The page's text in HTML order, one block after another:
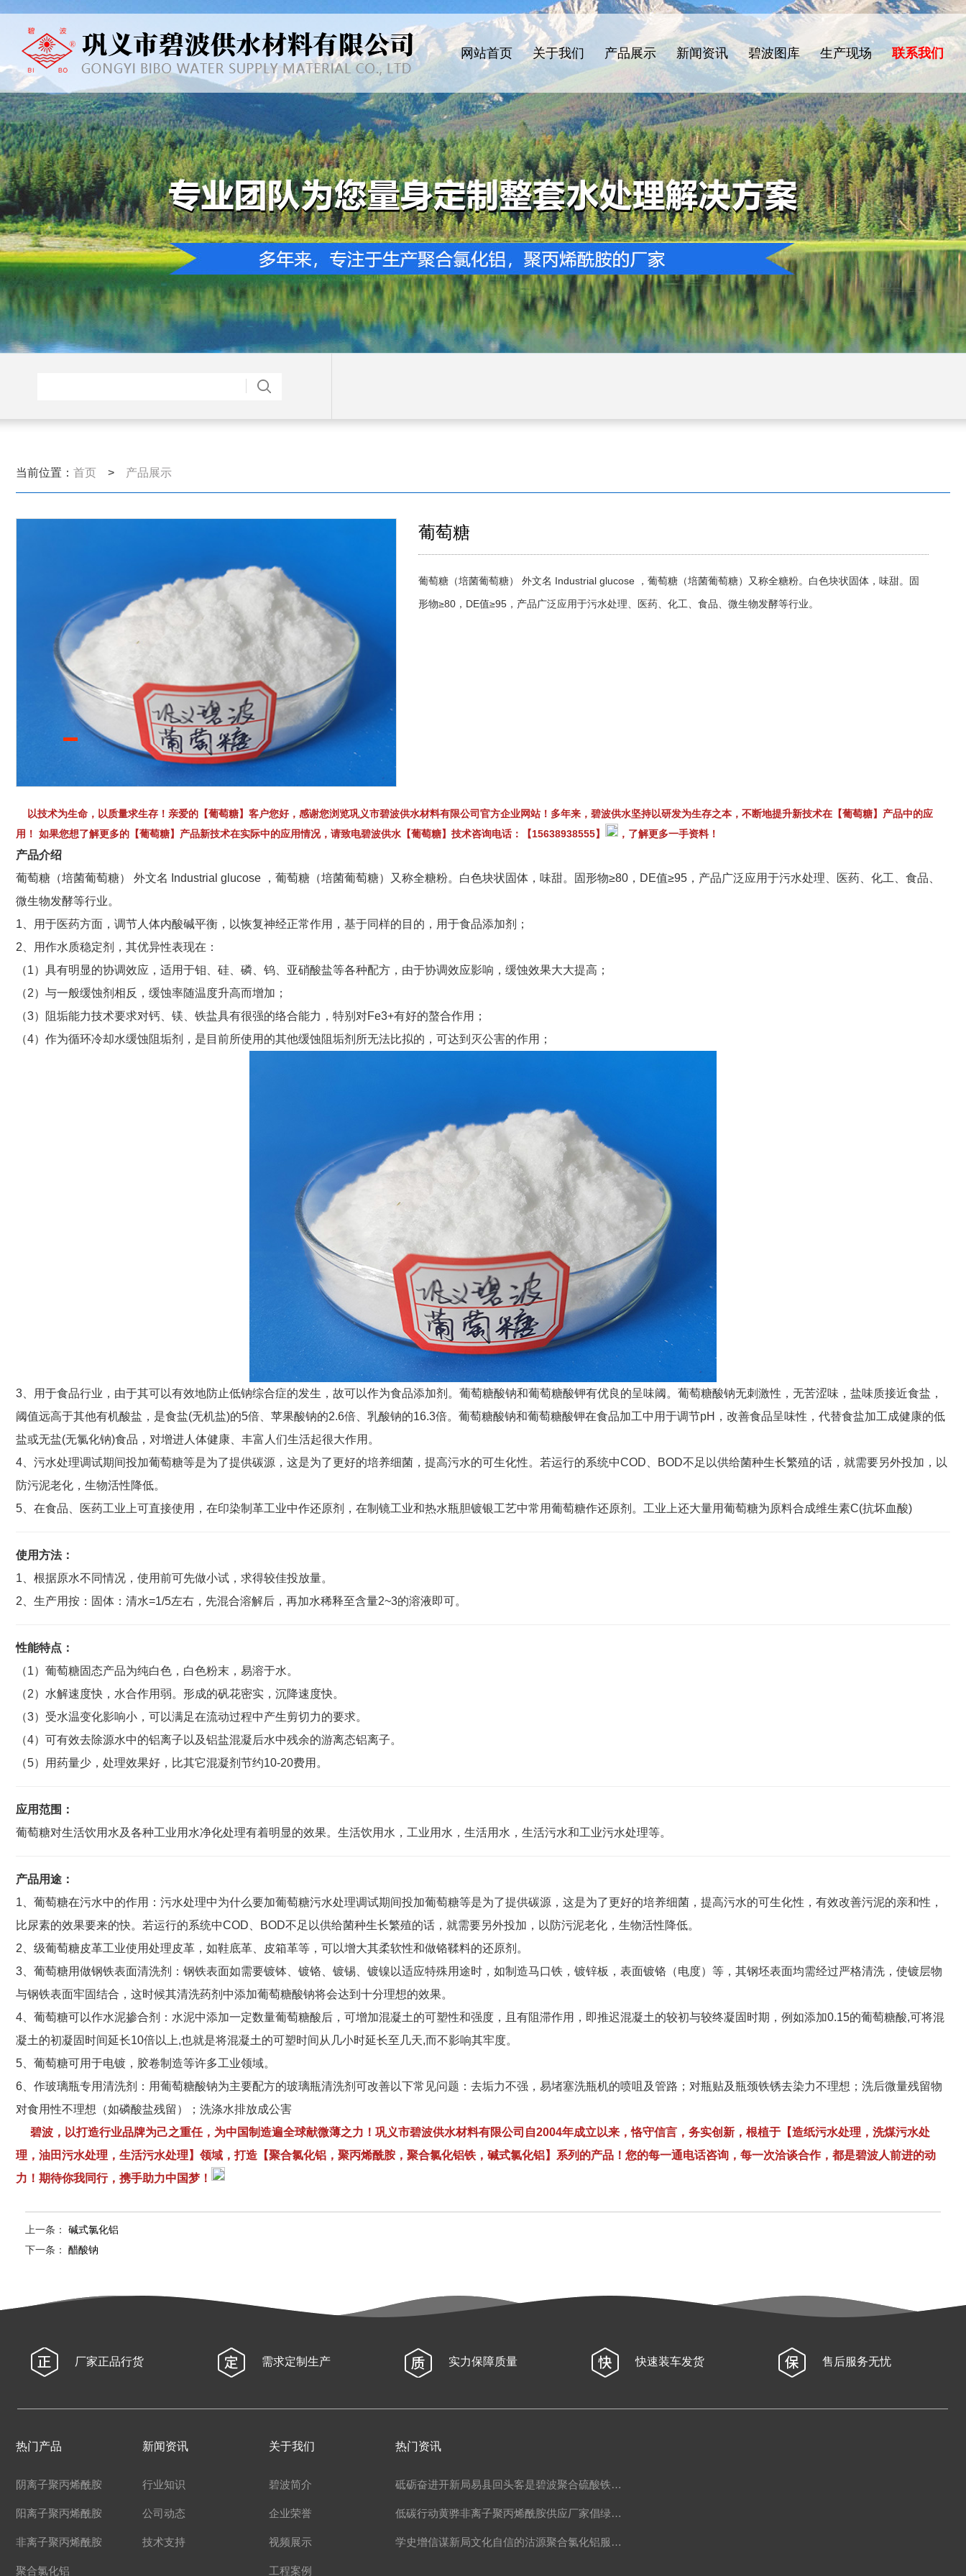
网站首页 关于我们 产品展示 新闻资讯 碧波图库 生产现场 联系我们
当前位置： 首页 > 产品展示
葡萄糖
葡萄糖（培菌葡萄糖） 外文名 Industrial glucose ，葡萄糖（培菌葡萄糖）又称全糖粉。白色块状固体，味甜。固
形物≥80，DE值≥95，产品广泛应用于污水处理、医药、化工、食品、微生物发酵等行业。
以技术为生命，以质量求生存！亲爱的【葡萄糖】客户您好，感谢您浏览巩义市碧波供水材料有限公司官方企业网站！多年来，碧波供水坚持以研发为生存之本，不断地提升新技术在【葡萄糖】产品中的应
用！ 如果您想了解更多的【葡萄糖】产品新技术在实际中的应用情况，请致电碧波供水【葡萄糖】技术咨询电话：【15638938555】
，了解更多一手资料！
产品介绍
葡萄糖（培菌葡萄糖） 外文名 Industrial glucose ，葡萄糖（培菌葡萄糖）又称全糖粉。白色块状固体，味甜。固形物≥80，DE值≥95，产品广泛应用于污水处理、医药、化工、食品、
微生物发酵等行业。
1、用于医药方面，调节人体内酸碱平衡，以恢复神经正常作用，基于同样的目的，用于食品添加剂；
2、用作水质稳定剂，其优异性表现在：
（1）具有明显的协调效应，适用于钼、硅、磷、钨、亚硝酸盐等各种配方，由于协调效应影响，缓蚀效果大大提高；
（2）与一般缓蚀剂相反，缓蚀率随温度升高而增加；
（3）阻垢能力技术要求对钙、镁、铁盐具有很强的络合能力，特别对Fe3+有好的螯合作用；
（4）作为循环冷却水缓蚀阻垢剂，是目前所使用的其他缓蚀阻垢剂所无法比拟的，可达到灭公害的作用；
3、用于食品行业，由于其可以有效地防止低钠综合症的发生，故可以作为食品添加剂。葡萄糖酸钠和葡萄糖酸钾有优良的呈味阈。葡萄糖酸钠无刺激性，无苦涩味，盐味质接近食盐，
阈值远高于其他有机酸盐，是食盐(无机盐)的5倍、苹果酸钠的2.6倍、乳酸钠的16.3倍。葡萄糖酸钠和葡萄糖酸钾在食品加工中用于调节pH，改善食品呈味性，代替食盐加工成健康的低
盐或无盐(无氯化钠)食品，对增进人体健康、丰富人们生活起很大作用。
4、污水处理调试期间投加葡萄糖等是为了提供碳源，这是为了更好的培养细菌，提高污水的可生化性。若运行的系统中COD、BOD不足以供给菌种生长繁殖的话，就需要另外投加，以
防污泥老化，生物活性降低。
5、在食品、医药工业上可直接使用，在印染制革工业中作还原剂，在制镜工业和热水瓶胆镀银工艺中常用葡萄糖作还原剂。工业上还大量用葡萄糖为原料合成维生素C(抗坏血酸)
使用方法：
1、根据原水不同情况，使用前可先做小试，求得较佳投放量。
2、生产用按：固体：清水=1/5左右，先混合溶解后，再加水稀释至含量2~3的溶液即可。
性能特点：
（1）葡萄糖固态产品为纯白色，白色粉末，易溶于水。
（2）水解速度快，水合作用弱。形成的矾花密实，沉降速度快。
（3）受水温变化影响小，可以满足在流动过程中产生剪切力的要求。
（4）可有效去除源水中的铝离子以及铝盐混凝后水中残余的游离态铝离子。
（5）用药量少，处理效果好，比其它混凝剂节约10-20费用。
应用范围：
葡萄糖对生活饮用水及各种工业用水净化处理有着明显的效果。生活饮用水，工业用水，生活用水，生活污水和工业污水处理等。
产品用途：
1、葡萄糖在污水中的作用：污水处理中为什么要加葡萄糖污水处理调试期间投加葡萄糖等是为了提供碳源，这是为了更好的培养细菌，提高污水的可生化性，有效改善污泥的亲和性，
比尿素的效果要来的快。若运行的系统中COD、BOD不足以供给菌种生长繁殖的话，就需要另外投加，以防污泥老化，生物活性降低。
2、级葡萄糖皮革工业使用处理皮革，如鞋底革、皮箱革等，可以增大其柔软性和做铬鞣料的还原剂。
3、葡萄糖用做钢铁表面清洗剂：钢铁表面如需要镀钵、镀铬、镀锡、镀镍以适应特殊用途时，如制造马口铁，镀锌板，表面镀铬（电度）等，其钢坯表面均需经过严格清洗，使镀层物
与钢铁表面牢固结合，这时候其清洗药剂中添加葡萄糖酸钠将会达到十分理想的效果。
4、葡萄糖可以作水泥掺合剂：水泥中添加一定数量葡萄糖酸后，可增加混凝土的可塑性和强度，且有阻滞作用，即推迟混凝土的较初与较终凝固时期，例如添加0.15的葡萄糖酸,可将混
凝土的初凝固时间延长10倍以上,也就是将混凝土的可塑时间从几小时延长至几天,而不影响其牢度。
5、葡萄糖可用于电镀，胶卷制造等许多工业领域。
6、作玻璃瓶专用清洗剂：用葡萄糖酸钠为主要配方的玻璃瓶清洗剂可改善以下常见问题：去垢力不强，易堵塞洗瓶机的喷咀及管路；对瓶贴及瓶颈铁锈去染力不理想；洗后微量残留物
对食用性不理想（如磷酸盐残留）；洗涤水排放成公害
碧波，以打造行业品牌为己之重任，为中国制造遍全球献微薄之力！巩义市碧波供水材料有限公司自2004年成立以来，恪守信言，务实创新，根植于【造纸污水处理，洗煤污水处
理，油田污水处理，生活污水处理】领域，打造【聚合氯化铝，聚丙烯酰胺，聚合氯化铝铁，碱式氯化铝】系列的产品！您的每一通电话咨询，每一次洽谈合作，都是碧波人前进的动
力！期待你我同行，携手助力中国梦！
上一条： 碱式氯化铝
下一条： 醋酸钠
厂家正品行货 需求定制生产 实力保障质量 快速装车发货 售后服务无忧
热门产品
阴离子聚丙烯酰胺
阳离子聚丙烯酰胺
非离子聚丙烯酰胺
聚合氯化铝
新闻资讯
行业知识
公司动态
技术支持
关于我们
碧波简介
企业荣誉
视频展示
工程案例
热门资讯
砥砺奋进开新局易县回头客是碧波聚合硫酸铁…
低碳行动黄骅非离子聚丙烯酰胺供应厂家倡绿…
学史增信谋新局文化自信的沽源聚合氯化铝服…